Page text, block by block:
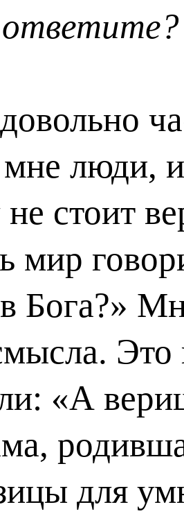
люди,
стоит
мир
Бога?»
Это
«А
для